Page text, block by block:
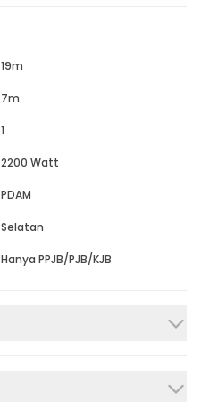
19m
7m
1
2200 Watt
PDAM
Selatan
Hanya PPJB/PJB/KJB